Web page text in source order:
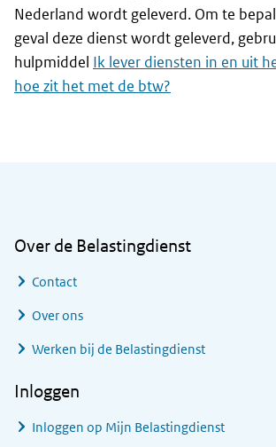
Nederland wordt geleverd. Om te
geval deze dienst wordt geleverd,
hulpmiddel Ik lever diensten in en uit
hoe zit het met de btw?
Over de Belastingdienst
Contact
Over ons
Werken bij de Belastingdienst
Inloggen
Inloggen op Mijn Belastingdienst